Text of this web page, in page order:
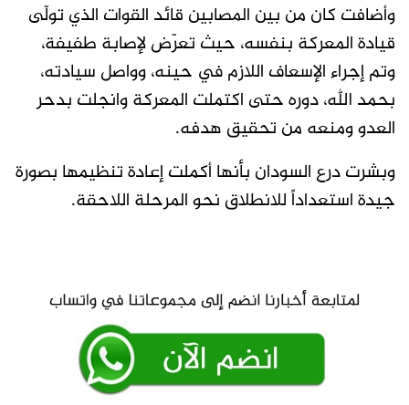
وأضافت كان من بين المصابين قائد القوات الذي تولّى
قيادة المعركة بنفسه، حيث تعرّض لإصابة طفيفة،
وتم إجراء الإسعاف اللازم في حينه، وواصل سيادته،
بحمد الله، دوره حتى اكتملت المعركة وانجلت بدحر
العدو ومنعه من تحقيق هدفه.
وبشرت درع السودان بأنها أكملت إعادة تنظيمها بصورة
جيدة استعداداً للانطلاق نحو المرحلة اللاحقة.